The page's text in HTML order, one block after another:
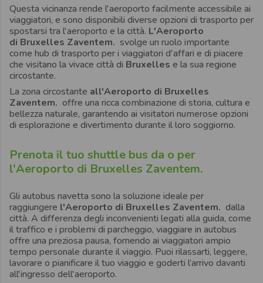
Questa vicinanza rende l'aeroporto facilmente accessibile ai
viaggiatori, e sono disponibili diverse opzioni di trasporto per
spostarsi tra l'aeroporto e la città. L'Aeroporto
di Bruxelles Zaventem. svolge un ruolo importante
come hub di trasporto per i viaggiatori d'affari e di piacere
che visitano la vivace città di Bruxelles e la sua regione
circostante.
La zona circostante all'Aeroporto di Bruxelles
Zaventem. offre una ricca combinazione di storia, cultura e
bellezza naturale, garantendo ai visitatori numerose opzioni
di esplorazione e divertimento durante il loro soggiorno.
Prenota il tuo shuttle bus da o per
l'Aeroporto di Bruxelles Zaventem.
Gli autobus navetta sono la soluzione ideale per
raggiungere l'Aeroporto di Bruxelles Zaventem. dalla
città. A differenza degli inconvenienti legati alla guida, come
il traffico e i problemi di parcheggio, viaggiare in autobus
offre una preziosa pausa, fornendo ai viaggiatori ampio
tempo personale durante il viaggio. Puoi rilassarti, leggere,
lavorare o pianificare il tuo viaggio e goderti l’arrivo davanti
all'ingresso dell'aeroporto.